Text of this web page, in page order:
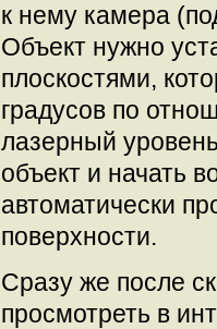
к нему камера
Объект нужно
плоскостями,
градусов по
лазерный
объект и начать
автоматически
поверхности.
Сразу же после
просмотреть в